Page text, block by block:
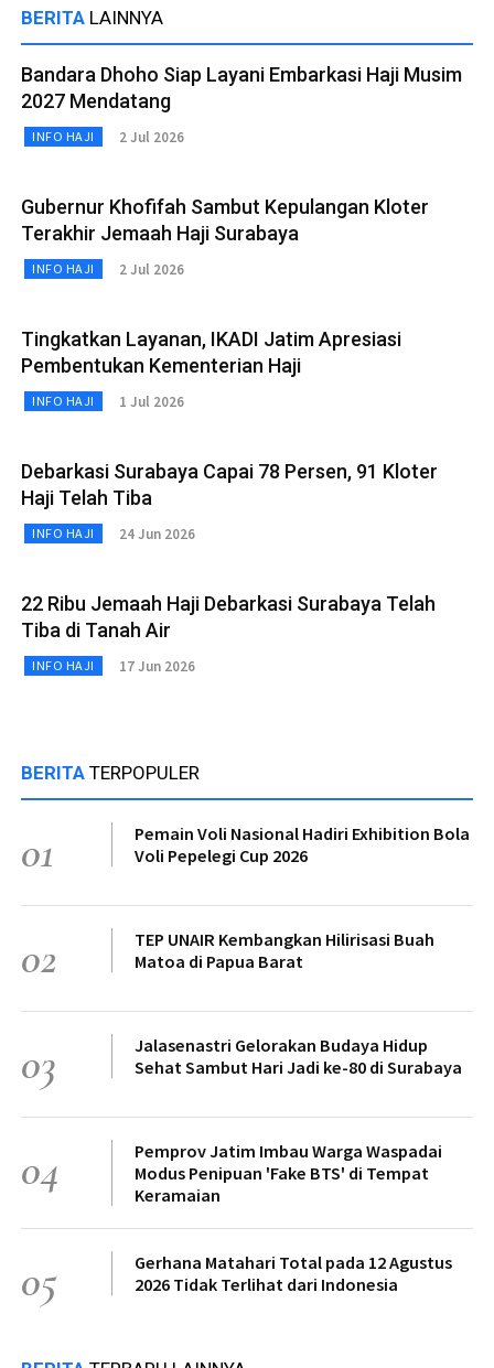
BERITA LAINNYA
Bandara Dhoho Siap Layani Embarkasi Haji Musim
2027 Mendatang
INFO HAJI 2 Jul 2026
Gubernur Khofifah Sambut Kepulangan Kloter
Terakhir Jemaah Haji Surabaya
INFO HAJI 2 Jul 2026
Tingkatkan Layanan, IKADI Jatim Apresiasi
Pembentukan Kementerian Haji
INFO HAJI 1 Jul 2026
Debarkasi Surabaya Capai 78 Persen, 91 Kloter
Haji Telah Tiba
INFO HAJI 24 Jun 2026
22 Ribu Jemaah Haji Debarkasi Surabaya Telah
Tiba di Tanah Air
INFO HAJI 17 Jun 2026
BERITA TERPOPULER
01
Pemain Voli Nasional Hadiri Exhibition Bola
Voli Pepelegi Cup 2026
02
TEP UNAIR Kembangkan Hilirisasi Buah
Matoa di Papua Barat
03
Jalasenastri Gelorakan Budaya Hidup
Sehat Sambut Hari Jadi ke-80 di Surabaya
04
Pemprov Jatim Imbau Warga Waspadai
Modus Penipuan 'Fake BTS' di Tempat
Keramaian
05
Gerhana Matahari Total pada 12 Agustus
2026 Tidak Terlihat dari Indonesia